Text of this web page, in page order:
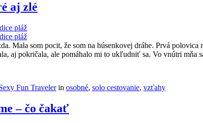
aj zlé
Mala som pocit, že som na húsenkovej dráhe. Prvá
aj pokričala, ale pomáhalo mi to ukľudniť sa. Vo vnútri mňa
Fun Travelerin osobné, solo cestovanie, vzťahy
– čo čakať